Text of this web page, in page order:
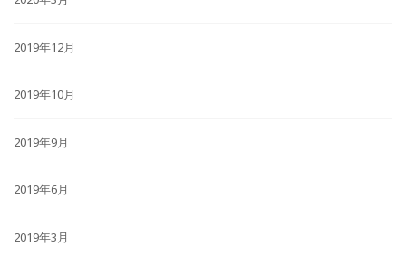
2019年12月
2019年10月
2019年9月
2019年6月
2019年3月